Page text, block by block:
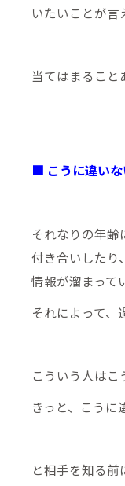
いたいことが言
当てはまること
■ こうに違いな
それなりの年齢
付き合いしたり
情報が溜まって
それによって、
こういう人はこ
きっと、こうに
と相手を知る前